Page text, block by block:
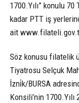
1700.Yılı” konulu
kadar PTT iş
ait
Söz konusu filatelik
Tiyatrosu Selçuk
İzni̇k/BURSA
Konsili’nin